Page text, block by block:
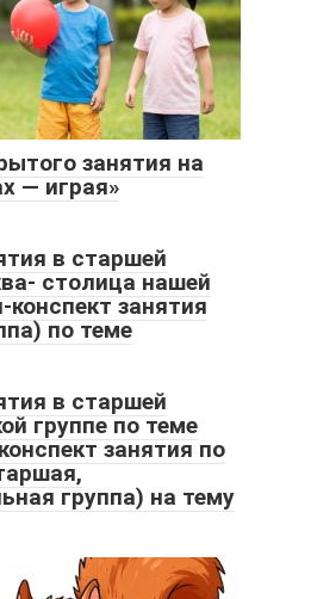
занятия на
— играя»
в старшей
столица нашей
занятия
по теме
в старшей
группе по теме
занятия по
группа) на тему